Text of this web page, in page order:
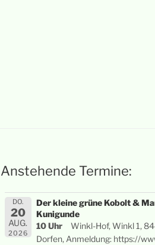
Anstehende Termine:
DO.
20
AUG.
2026
Der kleine grüne Kobolt &
Kunigunde
10 Uhr
Winkl-Hof, Winkl 1,
Dorfen, Anmeldung: https://